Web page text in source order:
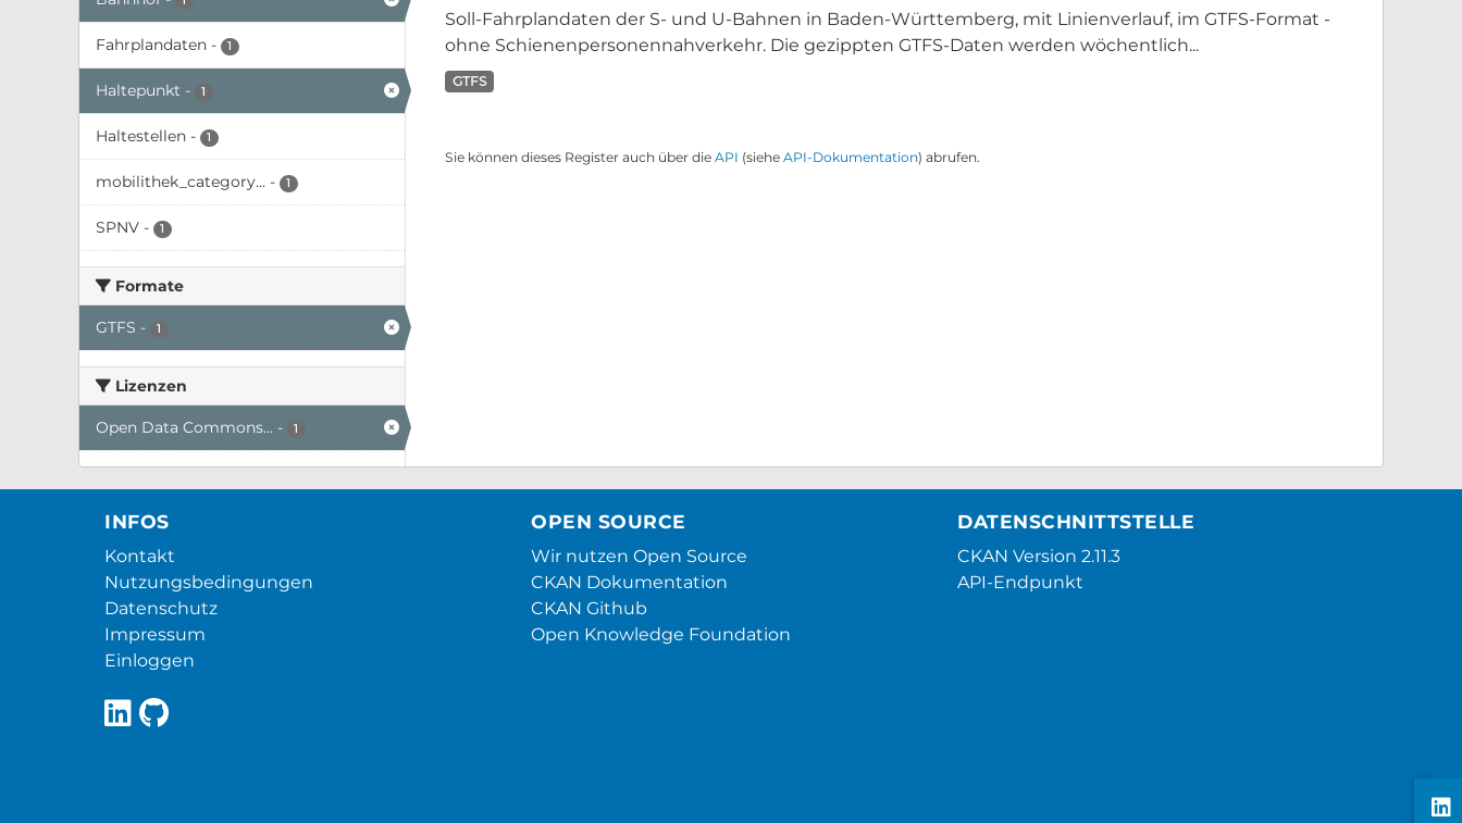
Fahrplandaten - 1
Haltepunkt - 1
Haltestellen - 1
mobilithek_category... - 1
SPNV - 1
Formate
GTFS - 1
Lizenzen
Open Data Commons... - 1
Soll-Fahrplandaten der S- und U-Bahnen in Baden-Württemberg, mit Linienverlauf, im GTFS-Format -
ohne Schienenpersonennahverkehr. Die gezippten GTFS-Daten werden wöchentlich...
GTFS
Sie können dieses Register auch über die API (siehe API-Dokumentation) abrufen.
INFOS
Kontakt
Nutzungsbedingungen
Datenschutz
Impressum
Einloggen
OPEN SOURCE
Wir nutzen Open Source
CKAN Dokumentation
CKAN Github
Open Knowledge Foundation
DATENSCHNITTSTELLE
CKAN Version 2.11.3
API-Endpunkt